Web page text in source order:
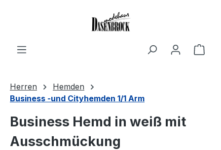
Herren
Hemden
Business -und Cityhemden 1/1 Arm
Business Hemd in weiß mit
Ausschmückung